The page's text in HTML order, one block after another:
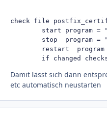
check file
start program =
stop  program =
restart
if changed
Damit lässt sich dann
etc automatisch neustarten